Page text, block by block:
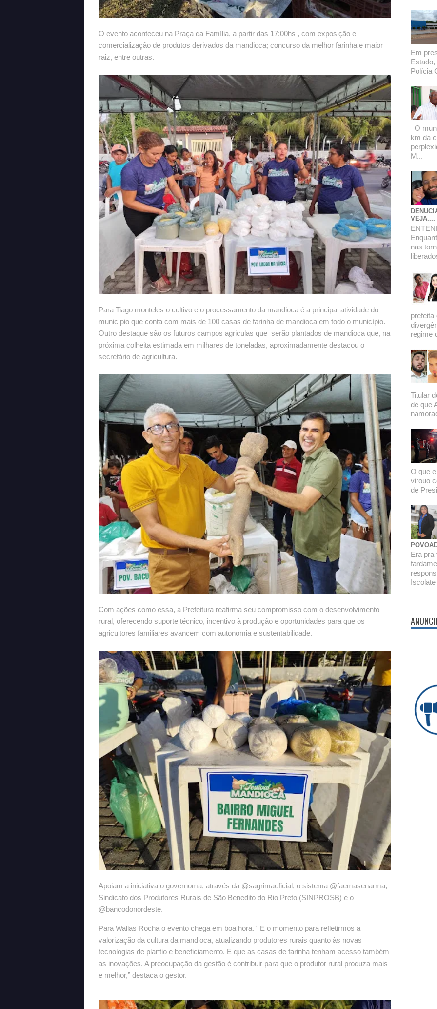
O evento aconteceu na Praça da Família, a partir das 17:00hs , com exposição e
comercialização de produtos derivados da mandioca; concurso da melhor farinha e maior
raiz, entre outras.
Para Tiago monteles o cultivo e o processamento da mandioca é a principal atividade do
município que conta com mais de 100 casas de farinha de mandioca em todo o município.
Outro destaque são os futuros campos agriculas que serão plantados de mandioca que, na
próxima colheita estimada em milhares de toneladas, aproximadamente destacou o
secretário de agricultura.
Com ações como essa, a Prefeitura reafirma seu compromisso com o desenvolvimento
rural, oferecendo suporte técnico, incentivo à produção e oportunidades para que os
agricultores familiares avancem com autonomia e sustentabilidade.
Apoiam a iniciativa o governoma, através da @sagrimaoficial, o sistema @faemasenarma,
Sindicato dos Produtores Rurais de São Benedito do Rio Preto (SINPROSB) e o
@bancodonordeste.
Para Wallas Rocha o evento chega em boa hora. “‘E o momento para refletirmos a
valorização da cultura da mandioca, atualizando produtores rurais quanto às novas
tecnologias de plantio e beneficiamento. E que as casas de farinha tenham acesso também
as inovações. A preocupação da gestão é contribuir para que o produtor rural produza mais
e melhor,” destaca o gestor.
Em
Polícia
O
km da
M...
VEJA....
nas
prefeita
regime
Titular
de que
O que
virouo
de
Era pra
Iscolate